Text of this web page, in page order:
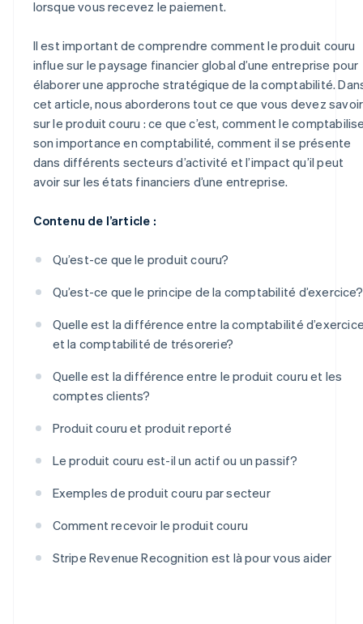
lorsque vous recevez le paiement.
Il est important de comprendre comment le produit couru
influe sur le paysage financier global d’une entreprise pour
élaborer une approche stratégique de la comptabilité.
cet article, nous aborderons tout ce que vous devez savoir
sur le produit couru : ce que c’est, comment le
son importance en comptabilité, comment il se présente
dans différents secteurs d’activité et l’impact qu’il peut
avoir sur les états financiers d’une entreprise.
Contenu de l’article :
Qu’est-ce que le produit couru?
Qu’est-ce que le principe de la comptabilité d’exercice?
Quelle est la différence entre la comptabilité
et la comptabilité de trésorerie?
Quelle est la différence entre le produit couru et les
comptes clients?
Produit couru et produit reporté
Le produit couru est-il un actif ou un passif?
Exemples de produit couru par secteur
Comment recevoir le produit couru
Stripe Revenue Recognition est là pour vous aider